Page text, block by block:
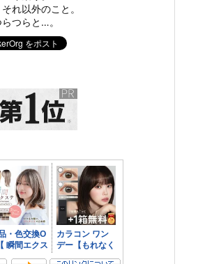
れ以外のこと。
つらと…。